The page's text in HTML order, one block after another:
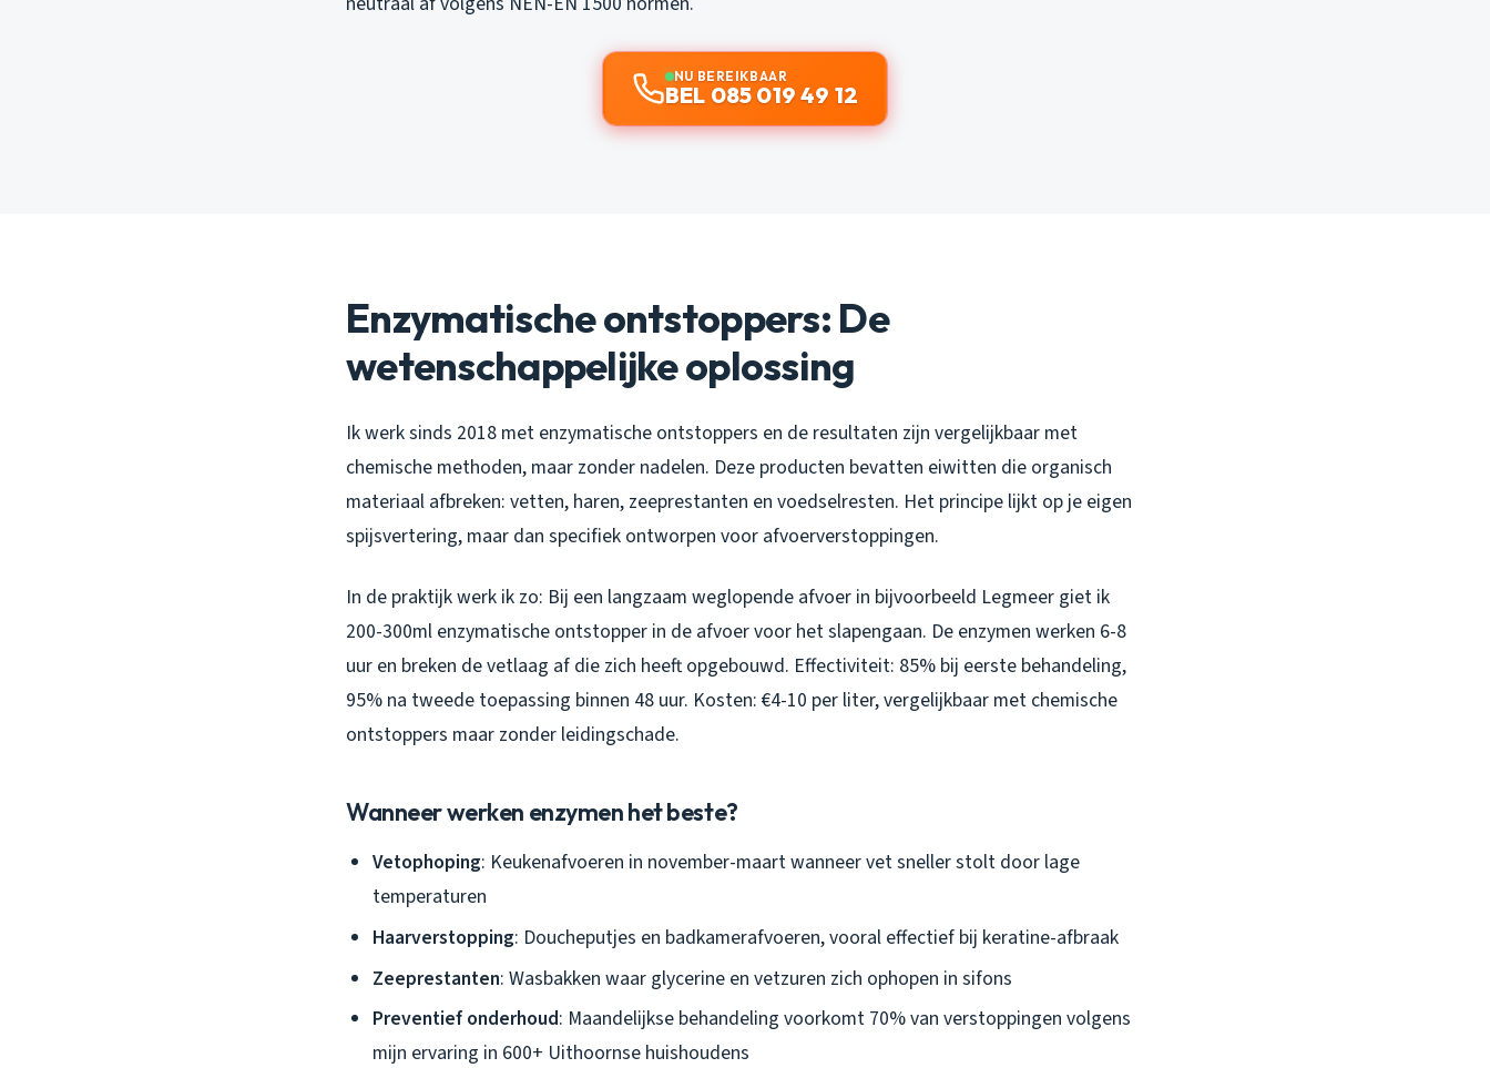
NU BEREIKBAAR
BEL 085 019 49 12
Enzymatische ontstoppers: De
wetenschappelijke oplossing
Ik werk sinds 2018 met enzymatische ontstoppers en de resultaten zijn vergelijkbaar met
chemische methoden, maar zonder nadelen. Deze producten bevatten eiwitten die organisch
materiaal afbreken: vetten, haren, zeeprestanten en voedselresten. Het principe lijkt op je eigen
spijsvertering, maar dan specifiek ontworpen voor afvoerverstoppingen.
In de praktijk werk ik zo: Bij een langzaam weglopende afvoer in bijvoorbeeld Legmeer giet ik
200-300ml enzymatische ontstopper in de afvoer voor het slapengaan. De enzymen werken 6-8
uur en breken de vetlaag af die zich heeft opgebouwd. Effectiviteit: 85% bij eerste behandeling,
95% na tweede toepassing binnen 48 uur. Kosten: €4-10 per liter, vergelijkbaar met chemische
ontstoppers maar zonder leidingschade.
Wanneer werken enzymen het beste?
Vetophoping: Keukenafvoeren in november-maart wanneer vet sneller stolt door lage
temperaturen
Haarverstopping: Doucheputjes en badkamerafvoeren, vooral effectief bij keratine-afbraak
Zeeprestanten: Wasbakken waar glycerine en vetzuren zich ophopen in sifons
Preventief onderhoud: Maandelijkse behandeling voorkomt 70% van verstoppingen volgens
mijn ervaring in 600+ Uithoornse huishoudens